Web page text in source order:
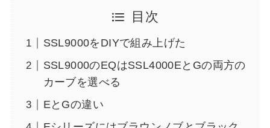
目次
SSL9000をDIYで組み上げた
SSL9000のEQはSSL4000EとGの両方の
カーブを選べる
EとGの違い